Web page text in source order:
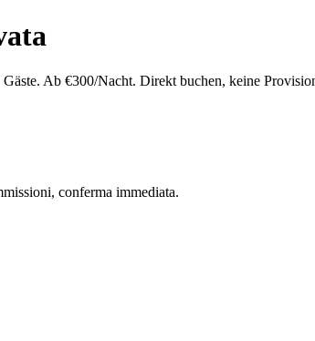
Ab €300/Nacht. Direkt buchen, keine
conferma immediata.